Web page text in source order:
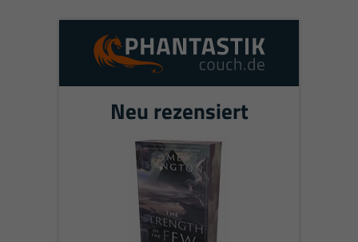
Neu rezensiert